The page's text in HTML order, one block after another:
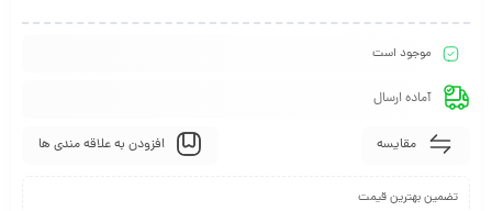
موجود است
آماده ارسال
مقایسه افزودن به علاقه مندی ها
تضمین بهترین قیمت